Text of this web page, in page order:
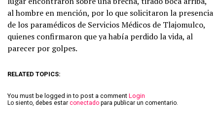
al hombre en mención, por lo que solicitaron la presencia
de los paramédicos de Servicios Médicos de Tlajomulco,
quienes confirmaron que ya había perdido la vida, al
parecer por golpes.
RELATED TOPICS:
You must be logged in to post a comment Login
Lo siento, debes estar conectado para publicar un comentario.